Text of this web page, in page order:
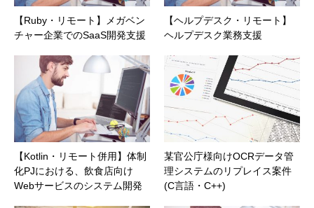
【Ruby・リモート】メガベン
チャー企業でのSaaS開発支援
【ヘルプデスク・リモート】
ヘルプデスク業務支援
【Kotlin・リモート併用】体制
化PJにおける、飲食店向け
Webサービスのシステム開発
某官公庁様向けOCRデータ管
理システムのリプレイス案件
(C言語・C++)